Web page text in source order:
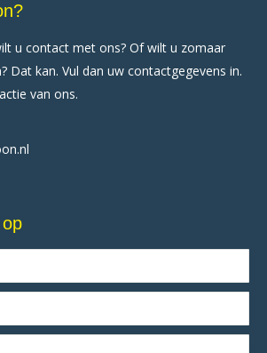
u contact met ons? Of wilt u zomaar
Dat kan. Vul dan uw contactgegevens in.
van ons.